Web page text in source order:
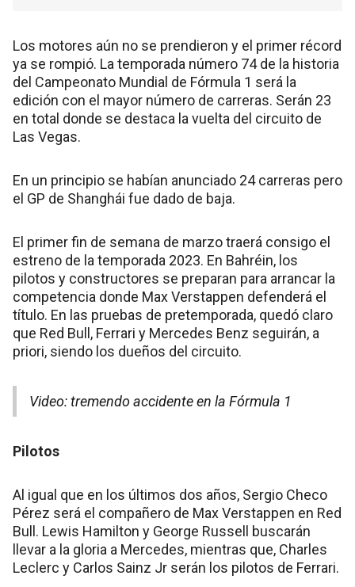
Los motores aún no se prendieron y el primer récord
ya se rompió. La temporada número 74 de la historia
del Campeonato Mundial de Fórmula 1 será la
edición con el mayor número de carreras. Serán 23
en total donde se destaca la vuelta del circuito de
Las Vegas.
En un principio se habían anunciado 24 carreras pero
el GP de Shanghái fue dado de baja.
El primer fin de semana de marzo traerá consigo el
estreno de la temporada 2023. En Bahréin, los
pilotos y constructores se preparan para arrancar la
competencia donde Max Verstappen defenderá el
título. En las pruebas de pretemporada, quedó claro
que Red Bull, Ferrari y Mercedes Benz seguirán, a
priori, siendo los dueños del circuito.
Video: tremendo accidente en la Fórmula 1
Pilotos
Al igual que en los últimos dos años, Sergio Checo
Pérez será el compañero de Max Verstappen en Red
Bull. Lewis Hamilton y George Russell buscarán
llevar a la gloria a Mercedes, mientras que, Charles
Leclerc y Carlos Sainz Jr serán los pilotos de Ferrari.